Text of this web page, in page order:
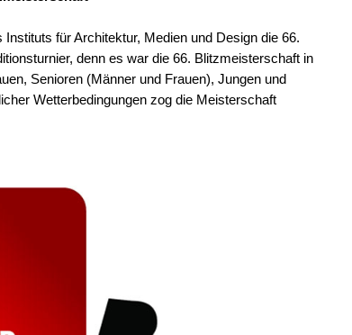
für Architektur, Medien und Design die 66.
denn es war die 66. Blitzmeisterschaft in
Senioren (Männer und Frauen), Jungen und
Wetterbedingungen zog die Meisterschaft